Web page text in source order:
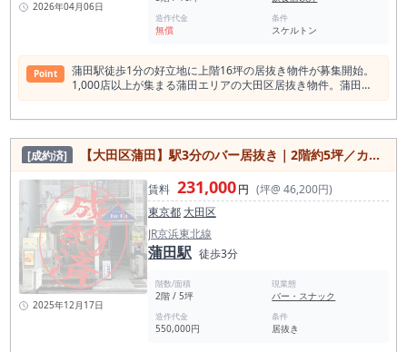
2026年04月06日
造作代金
無償
条件
スケルトン
Point
蒲田駅徒歩1分の好立地に上階16坪の居抜き物件が募集開始。
1,000店以上が集まる蒲田エリアの大田区居抜き物件。蒲田居
抜き物件・蒲田駅居抜き物件を探している方におすすめ。内装
ませんか。 実は、長く続いている店ほど “通行量に頼らない場
所”を選んでいます。 JR蒲田駅・京急蒲田駅を合わせた1日平均
乗降人員は25万人規模。 駅半径500mには1,000件～飲食店が
集積する、都内有数の飲食店街です。 多くの人が「人通りが多
い＝売れる」と考えますが、 実際に生き残っている店の多く
は、 通行量ではなく目的来店 価格勝負ではなく固定客 目立つ
1階ではなく“選ばれる場所” で勝っています。 本物件は、 その
駅前エリアの中で、あえて消耗戦に入らない立ち位置を取れる
物件です。 ■ 地上5階・上階立地だからこそ成立する業態があ
ります 本物件は地上5階・約16坪。 一見すると不利に見える条
件ですが、実は以下のような業態と非常に相性が良いです。 ダ
イニングバー／ワインバー 小料理・和食・創作系 会員制・予
約制店舗 落ち着いた居酒屋・隠れ家業態 BAR＋軽食の複合型
「ふらっと入る店」ではなく、 “知っている人が指名して来る
[成約済] 【大田区蒲田】駅3分のバー居抜き｜2階約5坪／カラオケ可／風営可／深夜営業可
2025年12月17日
賃料 231,000円 (坪@ 46,200円)
東京都 大田区
JR京浜東北線
蒲田駅 徒歩3分
階数/面積
2階 / 5坪
現業態
バー・スナック
造作代金
550,000円
条件
居抜き